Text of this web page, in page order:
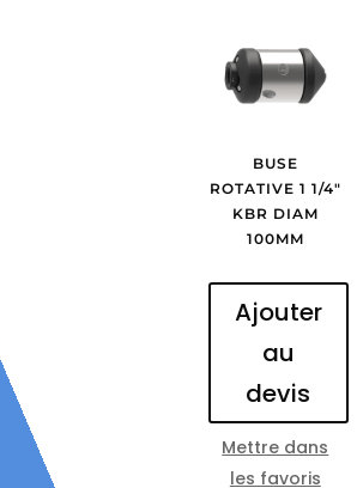
BUSE
ROTATIVE 1 1/4″
KBR DIAM
100MM
Ajouter
au
devis
Mettre dans
les favoris